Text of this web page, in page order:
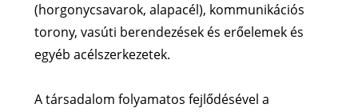
(horgonycsavarok, alapacél), kommunikációs
torony, vasúti berendezések és erőelemek és
egyéb acélszerkezetek.
A társadalom folyamatos fejlődésével a